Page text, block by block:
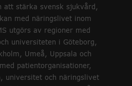
att stärka svensk sjukvård,
med näringslivet inom
utgörs av regioner med
universiteten i Göteborg,
Umeå, Uppsala och
patientorganisationer,
universitet och näringslivet